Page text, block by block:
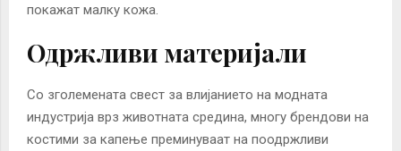
покажат малку кожа.
Одржливи материјали
Со зголемената свест за влијанието на модната
индустрија врз животната средина, многу брендови на
костими за капење преминуваат на поодржливи